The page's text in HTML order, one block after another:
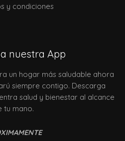
y condiciones
nuestra App
un hogar más saludable ahora
siempre contigo. Descarga
salud y bienestar al alcance
tu mano.